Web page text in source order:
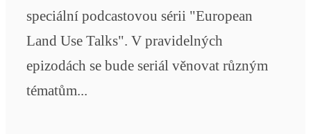
speciální podcastovou sérii "European
Land Use Talks". V pravidelných
epizodách se bude seriál věnovat různým
tématům...